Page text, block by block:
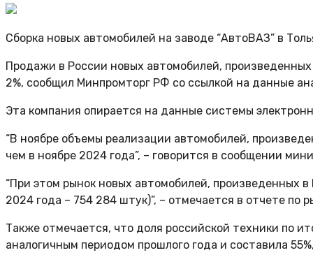
Сборка новых автомобилей на заводе “АвтоВАЗ” в
Продажи в России новых автомобилей,
2%, сообщил Минпромторг РФ со ссылкой на данные
Эта компания опирается на данные системы
“В ноябре объемы реализации автомобилей,
чем в ноябре 2024 года”, – говорится в сообщении
“При этом рынок новых автомобилей, произведенных
2024 года – 754 284 штук)”, – отмечается в отчете по
Также отмечается, что доля российской техники по
аналогичным периодом прошлого года и составила